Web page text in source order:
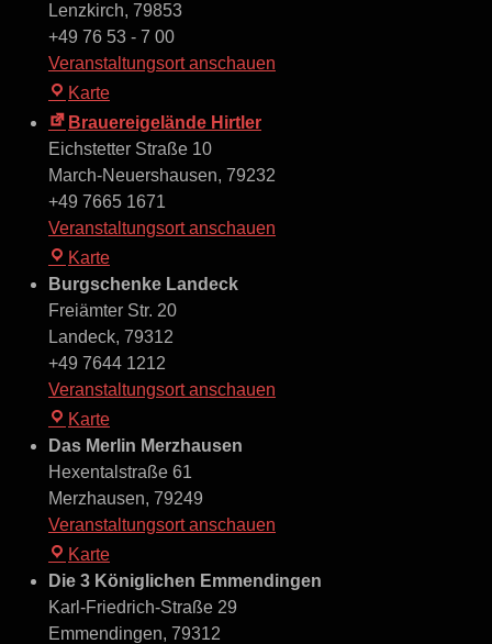
Lenzkirch, 79853
+49 76 53 - 7 00
Veranstaltungsort anschauen
Karte
Rogg
Brauereigelände Hirtler
Eichstetter Straße 10
March-Neuershausen, 79232
+49 7665 1671
Veranstaltungsort anschauen
Karte
Hirtler
Burgschenke Landeck
Freiämter Str. 20
Landeck, 79312
+49 7644 1212
Veranstaltungsort anschauen
Karte
Landeck
Das Merlin Merzhausen
Hexentalstraße 61
Merzhausen, 79249
Veranstaltungsort anschauen
Karte
Merlin
Merzhausen
Die 3 Königlichen Emmendingen
Karl-Friedrich-Straße 29
Emmendingen, 79312